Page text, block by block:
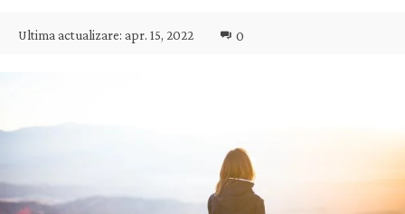
Ultima actualizare: apr. 15, 2022 0